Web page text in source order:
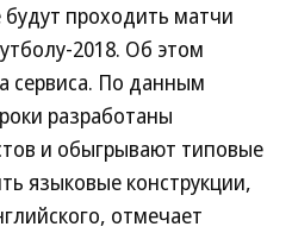
будут проходить матчи
2018. Об этом
сервиса. По данным
разработаны
и обыгрывают типовые
языковые конструкции,
отмечает